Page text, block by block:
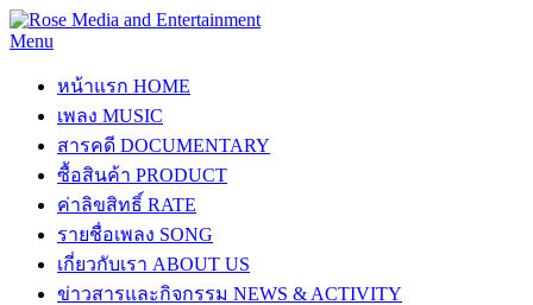
Menu
หน้าแรก HOME
เพลง MUSIC
สารคดี DOCUMENTARY
ซื้อสินค้า PRODUCT
ค่าลิขสิทธิ์ RATE
รายชื่อเพลง SONG
เกี่ยวกับเรา ABOUT US
ข่าวสารและกิจกรรม NEWS & ACTIVITY